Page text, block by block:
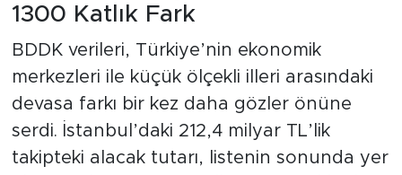
1300 Katlık Fark
BDDK verileri, Türkiye’nin ekonomik
merkezleri ile küçük ölçekli illeri arasındaki
devasa farkı bir kez daha gözler önüne
serdi. İstanbul’daki 212,4 milyar TL’lik
takipteki alacak tutarı, listenin sonunda yer